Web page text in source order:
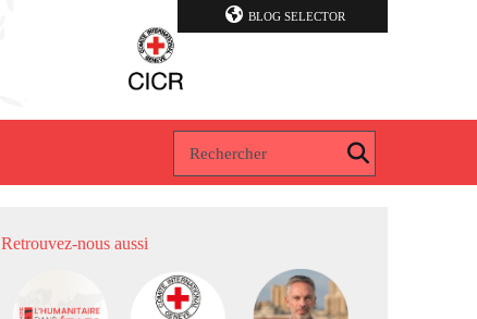
BLOG SELECTOR
Retrouvez-nous aussi